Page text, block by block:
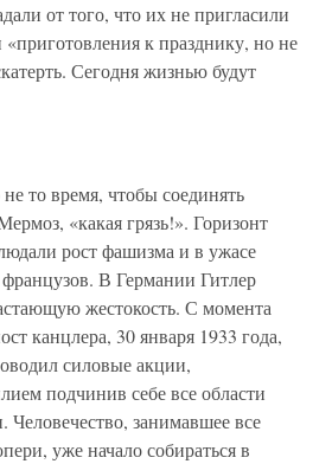
от того, что их не пригласили
к празднику, но не
Сегодня жизнью будут
то время, чтобы соединять
«какая грязь!». Горизонт
рост фашизма и в ужасе
В Германии Гитлер
жестокость. С момента
канцлера, 30 января 1933 года,
силовые акции,
подчинив себе все области
занимавшее все
уже начало собираться в